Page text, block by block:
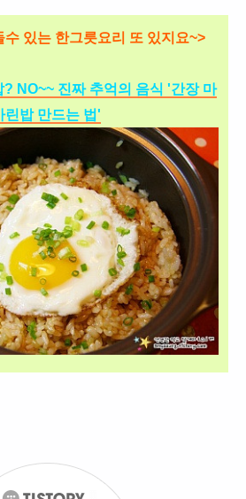
있는 한그릇요리 또 있지요~>
? NO~~ 진짜 추억의 음식 '간장 마
린밥 만드는 법'